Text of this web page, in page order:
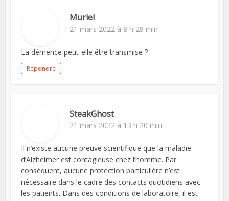
Muriel
21 mars 2022 à 8 h 28 min
La démence peut-elle être transmise ?
Répondre
SteakGhost
21 mars 2022 à 13 h 20 min
Il n’existe aucune preuve scientifique que la maladie
d’Alzheimer est contagieuse chez l’homme. Par
conséquent, aucune protection particulière n’est
nécessaire dans le cadre des contacts quotidiens avec
les patients. Dans des conditions de laboratoire, il est